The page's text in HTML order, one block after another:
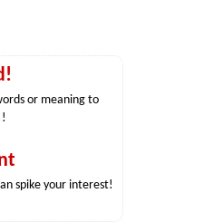
or meaning to
spike your interest!